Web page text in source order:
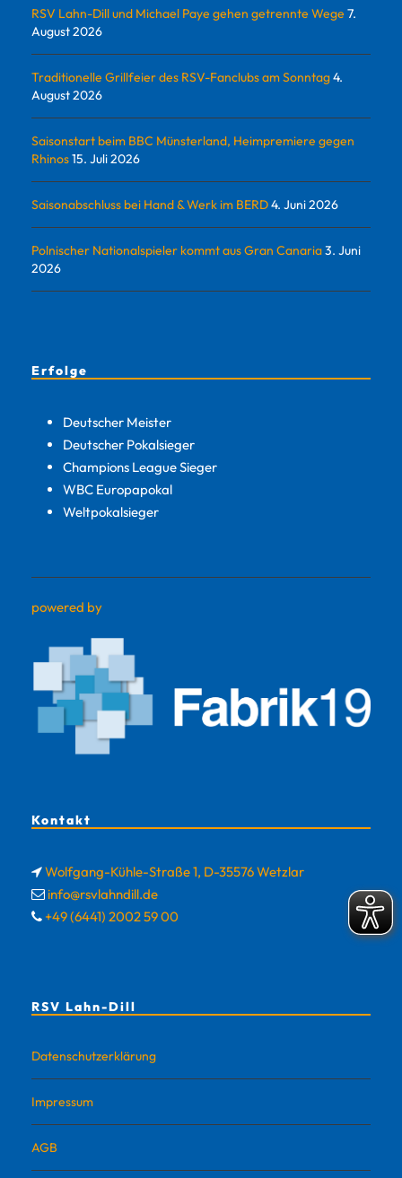
RSV Lahn-Dill und Michael Paye gehen getrennte Wege 7.
August 2026
Traditionelle Grillfeier des RSV-Fanclubs am Sonntag4.
August 2026
Saisonstart beim BBC Münsterland, Heimpremiere gegen
Rhinos15. Juli 2026
Saisonabschluss bei Hand & Werk im BERD4. Juni 2026
Polnischer Nationalspieler kommt aus Gran Canaria3. Juni
2026
Erfolge
Deutscher Meister
Deutscher Pokalsieger
Champions League Sieger
WBC Europapokal
Weltpokalsieger
powered by
Kontakt
Wolfgang-Kühle-Straße 1, D-35576 Wetzlar
info@rsvlahndill.de
+49 (6441) 2002 59 00
RSV Lahn-Dill
Datenschutzerklärung
Impressum
AGB